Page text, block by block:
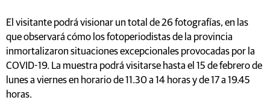
El visitante podrá visionar un total de 26 fotografías, en las
que observará cómo los fotoperiodistas de la provincia
inmortalizaron situaciones excepcionales provocadas por la
COVID-19. La muestra podrá visitarse hasta el 15 de febrero de
lunes a viernes en horario de 11.30 a 14 horas y de 17 a 19.45
horas.